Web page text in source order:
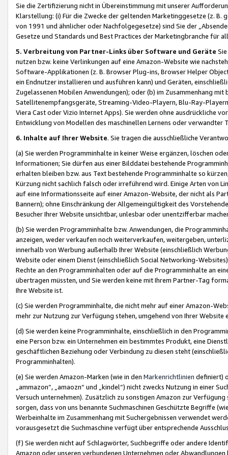
Sie die Zertifizierung nicht in Übereinstimmung mit unserer
Klarstellung: (i) Für die Zwecke der geltenden Marketinggesetze (z. B.
von 1991 und ähnlicher oder Nachfolgegesetze) sind Sie der
Gesetze und Standards und Best Practices der Marketingbranche für
5. Verbreitung von Partner-Links über Software und Geräte
nutzen bzw. keine Verlinkungen auf eine Amazon-Website wie
Software-Applikationen (z. B. Browser Plug-ins, Browser Helper
ein Endnutzer installieren und ausführen kann) und Geräten,
Zugelassenen Mobilen Anwendungen); oder (b) im Zusammenhang
Satellitenempfangsgeräte, Streaming-Video-Playern, Blu-Ray-
Viera Cast oder Vizio Internet Apps). Sie werden ohne ausdrückliche
Entwicklung von Modellen des maschinellen Lernens oder
6. Inhalte auf Ihrer Website. Sie tragen die ausschließliche
(a) Sie werden Programminhalte in keiner Weise ergänzen, löschen
Informationen; Sie dürfen aus einer Bilddatei bestehende
erhalten bleiben bzw. aus Text bestehende Programminhalte so
Kürzung nicht sachlich falsch oder irreführend wird. Einige Arten von
auf eine Informationsseite auf einer Amazon-Website, der nicht als
Bannern); ohne Einschränkung der Allgemeingültigkeit des
Besucher Ihrer Website unsichtbar, unlesbar oder unentzifferbar
(b) Sie werden Programminhalte bzw. Anwendungen, die
anzeigen, weder verkaufen noch weiterverkaufen, weitergeben,
innerhalb von Werbung außerhalb Ihrer Website (einschließlich
Website oder einem Dienst (einschließlich Social Networking-
Rechte an den Programminhalten oder auf die Programminhalte an
übertragen müssten, und Sie werden keine mit Ihrem Partner-Tag
Ihre Website ist.
(c) Sie werden Programminhalte, die nicht mehr auf einer Amazon-
mehr zur Nutzung zur Verfügung stehen, umgehend von Ihrer
(d) Sie werden keine Programminhalte, einschließlich in den
eine Person bzw. ein Unternehmen ein bestimmtes Produkt, eine
geschäftlichen Beziehung oder Verbindung zu diesen steht
Programminhalten).
(e) Sie werden Amazon-Marken (wie in den Markenrichtlinien definiert)
„ammazon“, „amaozn“ und „kindel“) nicht zwecks Nutzung in einer
Versuch unternehmen). Zusätzlich zu sonstigen Amazon zur
sorgen, dass von uns benannte Suchmaschinen Geschützte Begriffe
Werbeinhalte im Zusammenhang mit Suchergebnissen verwendet
vorausgesetzt die Suchmaschine verfügt über entsprechende
(f) Sie werden nicht auf Schlagwörter, Suchbegriffe oder andere
Amazon oder unseren verbundenen Unternehmen oder